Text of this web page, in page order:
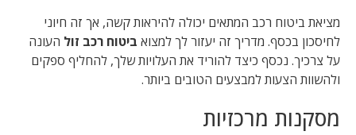
מציאת ביטוח רכב המתאים יכולה להיראות קשה, אך זה חיוני
לחיסכון בכסף. מדריך זה יעזור לך למצוא ביטוח רכב זול העונה
על צרכיך. נכסף כיצד להוריד את העלויות שלך, להחליף ספקים
ולהשוות הצעות למבצעים הטובים ביותר.
מסקנות מרכזיות